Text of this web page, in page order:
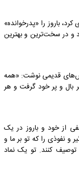
باروز را «پدرخوانده»
و در سخت‌ترین و بهترین
قدیمی نوشت: «همه
بال و پر خود گرفت و هر
از خود و باروز در یک
و نفوذی را که تو بر ما و
کنند. تو یک نماد